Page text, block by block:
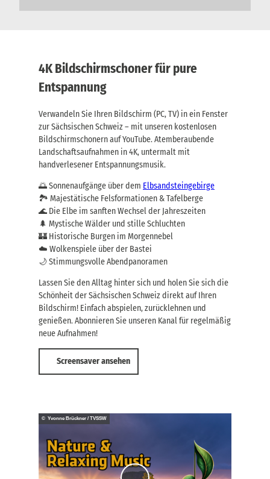
© Yvonne Brückner / TVSSW
4K Bildschirmschoner für pure
Entspannung
Verwandeln Sie Ihren Bildschirm (PC, TV) in ein Fenster
zur Sächsischen Schweiz – mit unseren kostenlosen
Bildschirmschonern auf YouTube. Atemberaubende
Landschaftsaufnahmen in 4K, untermalt mit
handverlesener Entspannungsmusik.
🌅 Sonnenaufgänge über dem Elbsandsteingebirge
🏞️ Majestätische Felsformationen & Tafelberge
🌊 Die Elbe im sanften Wechsel der Jahreszeiten
🌲 Mystische Wälder und stille Schluchten
🏰 Historische Burgen im Morgennebel
☁️ Wolkenspiele über der Bastei
🌙 Stimmungsvolle Abendpanoramen
Lassen Sie den Alltag hinter sich und holen Sie sich die
Schönheit der Sächsischen Schweiz direkt auf Ihren
Bildschirm! Einfach abspielen, zurücklehnen und
genießen. Abonnieren Sie unseren Kanal für regelmäßig
neue Aufnahmen!
Screensaver ansehen